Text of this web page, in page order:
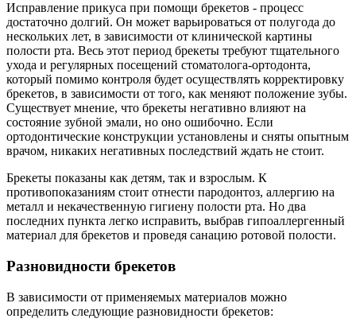
Исправление прикуса при помощи брекетов - процесс
достаточно долгий. Он может варьироваться от полугода до
нескольких лет, в зависимости от клинической картины
полости рта. Весь этот период брекеты требуют тщательного
ухода и регулярных посещений стоматолога-ортодонта,
который помимо контроля будет осуществлять корректировку
брекетов, в зависимости от того, как меняют положение зубы.
Существует мнение, что брекеты негативно влияют на
состояние зубной эмали, но оно ошибочно. Если
ортодонтические конструкции установлены и сняты опытным
врачом, никаких негативных последствий ждать не стоит.
Брекеты показаны как детям, так и взрослым. К
противопоказаниям стоит отнести пародонтоз, аллергию на
металл и некачественную гигиену полости рта. Но два
последних пункта легко исправить, выбрав гипоаллергенный
материал для брекетов и проведя санацию ротовой полости.
Разновидности брекетов
В зависимости от применяемых материалов можно
определить следующие разновидности брекетов: